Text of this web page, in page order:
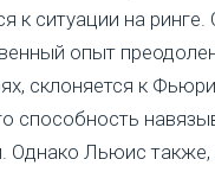
к ситуации на
опыт
склоняется к
способность
Однако Льюис также,